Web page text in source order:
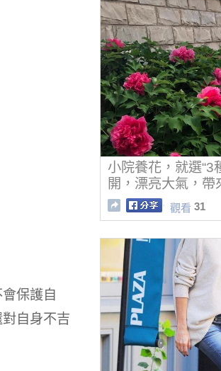
保護自
自身不吉
小院養花，就選“3
開，漂亮大氣，帶
觀看 31